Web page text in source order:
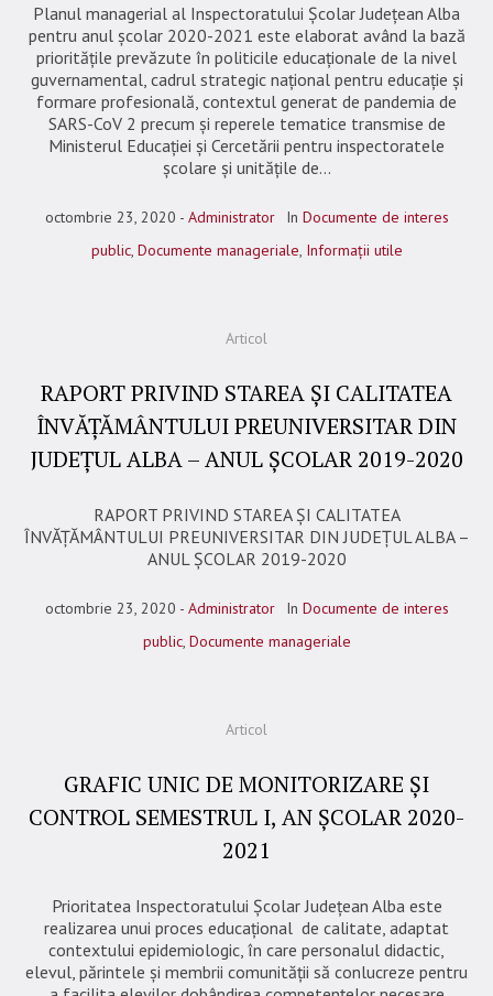
Planul managerial al Inspectoratului Şcolar Judeţean Alba
pentru anul şcolar 2020-2021 este elaborat având la bază
priorităţile prevăzute în politicile educaţionale de la nivel
guvernamental, cadrul strategic naţional pentru educaţie şi
formare profesională, contextul generat de pandemia de
SARS-CoV 2 precum şi reperele tematice transmise de
Ministerul Educaţiei și Cercetării pentru inspectoratele
şcolare şi unităţile de...
octombrie 23, 2020 Administrator In Documente de interes
public, Documente manageriale, Informații utile
Articol
RAPORT PRIVIND STAREA ȘI CALITATEA
ÎNVĂȚĂMÂNTULUI PREUNIVERSITAR DIN
JUDEȚUL ALBA – ANUL ȘCOLAR 2019-2020
RAPORT PRIVIND STAREA ȘI CALITATEA
ÎNVĂȚĂMÂNTULUI PREUNIVERSITAR DIN JUDEȚUL ALBA –
ANUL ȘCOLAR 2019-2020
octombrie 23, 2020 Administrator In Documente de interes
public, Documente manageriale
Articol
GRAFIC UNIC DE MONITORIZARE ȘI
CONTROL SEMESTRUL I, AN ȘCOLAR 2020-
2021
Prioritatea Inspectoratului Școlar Județean Alba este
realizarea unui proces educațional de calitate, adaptat
contextului epidemiologic, în care personalul didactic,
elevul, părintele și membrii comunității să conlucreze pentru